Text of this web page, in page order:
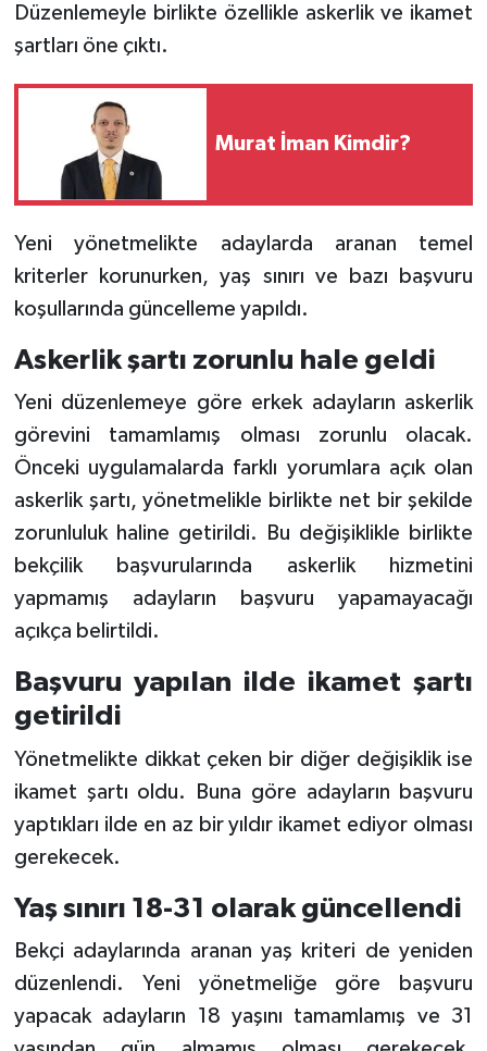
Düzenlemeyle birlikte özellikle askerlik ve ikamet
şartları öne çıktı.
Murat İman Kimdir?
Yeni yönetmelikte adaylarda aranan temel
kriterler korunurken, yaş sınırı ve bazı başvuru
koşullarında güncelleme yapıldı.
Askerlik şartı zorunlu hale geldi
Yeni düzenlemeye göre erkek adayların askerlik
görevini tamamlamış olması zorunlu olacak.
Önceki uygulamalarda farklı yorumlara açık olan
askerlik şartı, yönetmelikle birlikte net bir şekilde
zorunluluk haline getirildi. Bu değişiklikle birlikte
bekçilik başvurularında askerlik hizmetini
yapmamış adayların başvuru yapamayacağı
açıkça belirtildi.
Başvuru yapılan ilde ikamet şartı
getirildi
Yönetmelikte dikkat çeken bir diğer değişiklik ise
ikamet şartı oldu. Buna göre adayların başvuru
yaptıkları ilde en az bir yıldır ikamet ediyor olması
gerekecek.
Yaş sınırı 18-31 olarak güncellendi
Bekçi adaylarında aranan yaş kriteri de yeniden
düzenlendi. Yeni yönetmeliğe göre başvuru
yapacak adayların 18 yaşını tamamlamış ve 31